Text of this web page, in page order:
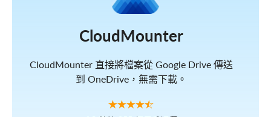
CloudMounter
CloudMounter 直接將檔案從 Google Drive 傳送
到 OneDrive，無需下載。